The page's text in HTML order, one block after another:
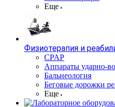
Еще
Физиотерапия и
CPAP
Аппараты ударно-
Бальнеология
Беговые дорожки
Еще